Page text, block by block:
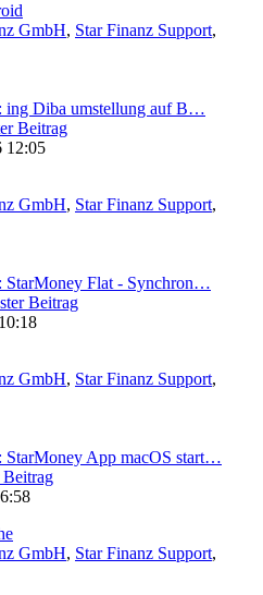
GmbH, Star Finanz Support,
ing Diba umstellung auf B…
Beitrag
12:05
GmbH, Star Finanz Support,
StarMoney Flat - Synchron…
Beitrag
GmbH, Star Finanz Support,
StarMoney App macOS start…
Beitrag
GmbH, Star Finanz Support,